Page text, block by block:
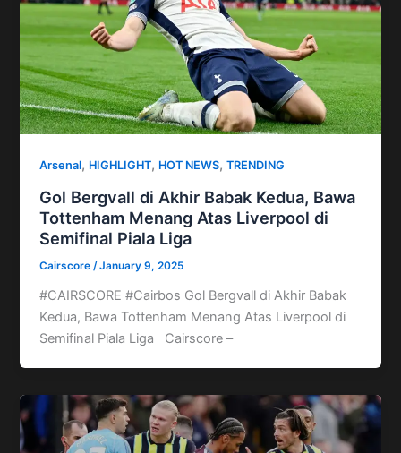
Arsenal, HIGHLIGHT, HOT NEWS,TRENDING
Gol Bergvall di Akhir Babak Kedua, Bawa
Tottenham Menang Atas Liverpool di
Semifinal Piala Liga
Cairscore /January 9, 2025
#CAIRSCORE #Cairbos Gol Bergvall di Akhir Babak
Kedua, Bawa Tottenham Menang Atas Liverpool di
Semifinal Piala Liga Cairscore –